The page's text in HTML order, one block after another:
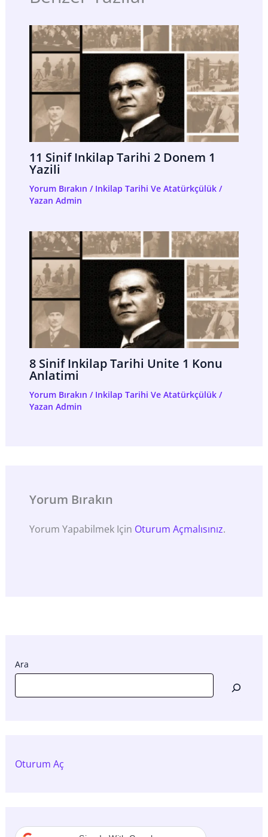
11 Sinif Inkilap Tarihi 2 Donem 1
Yazili
Yorum Bırakın / Inkilap Tarihi Ve Atatürkçülük/
Yazan Admin
8 Sinif Inkilap Tarihi Unite 1 Konu
Anlatimi
Yorum Bırakın / Inkilap Tarihi Ve Atatürkçülük/
Yazan Admin
Yorum Bırakın
Yorum Yapabilmek Için Oturum Açmalısınız.
Ara
Oturum Aç